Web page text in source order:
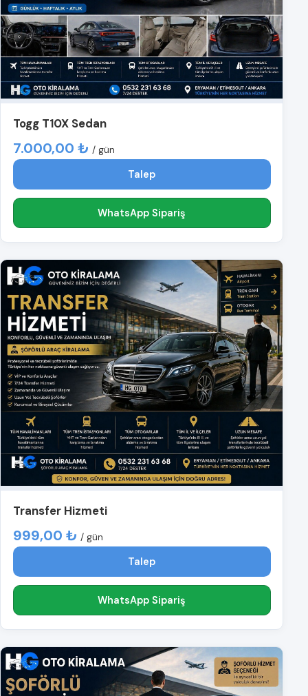
Togg T10X Sedan
7.000,00 ₺ / gün
Talep
WhatsApp Sipariş
Transfer Hizmeti
999,00 ₺ / gün
Talep
WhatsApp Sipariş